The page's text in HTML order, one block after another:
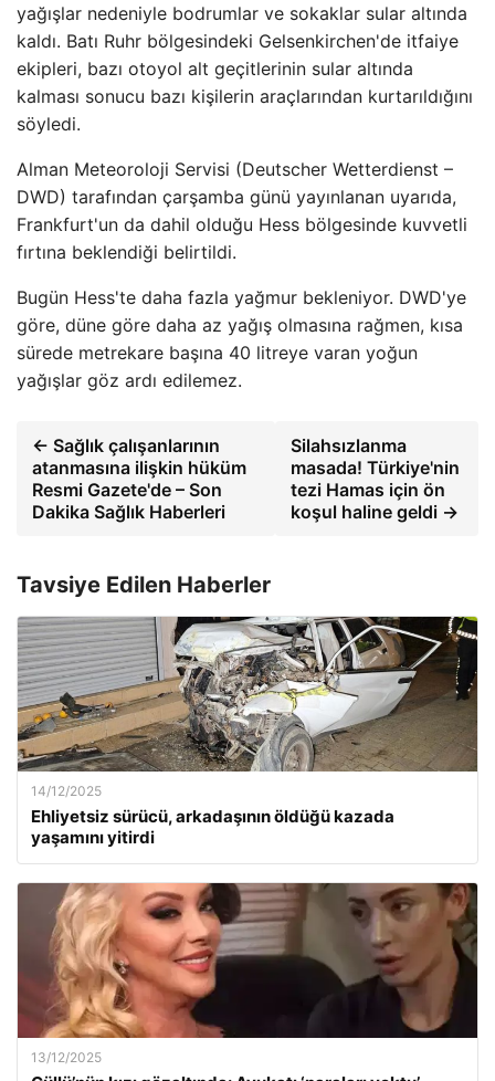
yağışlar nedeniyle bodrumlar ve sokaklar sular altında
kaldı. Batı Ruhr bölgesindeki Gelsenkirchen'de itfaiye
ekipleri, bazı otoyol alt geçitlerinin sular altında
kalması sonucu bazı kişilerin araçlarından kurtarıldığını
söyledi.
Alman Meteoroloji Servisi (Deutscher Wetterdienst –
DWD) tarafından çarşamba günü yayınlanan uyarıda,
Frankfurt'un da dahil olduğu Hess bölgesinde kuvvetli
fırtına beklendiği belirtildi.
Bugün Hess'te daha fazla yağmur bekleniyor. DWD'ye
göre, düne göre daha az yağış olmasına rağmen, kısa
sürede metrekare başına 40 litreye varan yoğun
yağışlar göz ardı edilemez.
← Sağlık çalışanlarının
atanmasına ilişkin hüküm
Resmi Gazete'de – Son
Dakika Sağlık Haberleri
Silahsızlanma
masada! Türkiye'nin
tezi Hamas için ön
koşul haline geldi →
Tavsiye Edilen Haberler
14/12/2025
Ehliyetsiz sürücü, arkadaşının öldüğü kazada
yaşamını yitirdi
13/12/2025